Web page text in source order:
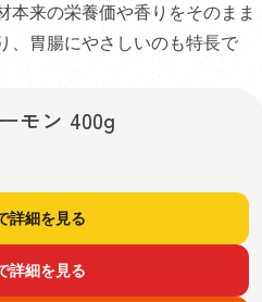
来の栄養価や香りをそのまま
、胃腸にやさしいのも特長で
モン 400g
詳細を見る
詳細を見る